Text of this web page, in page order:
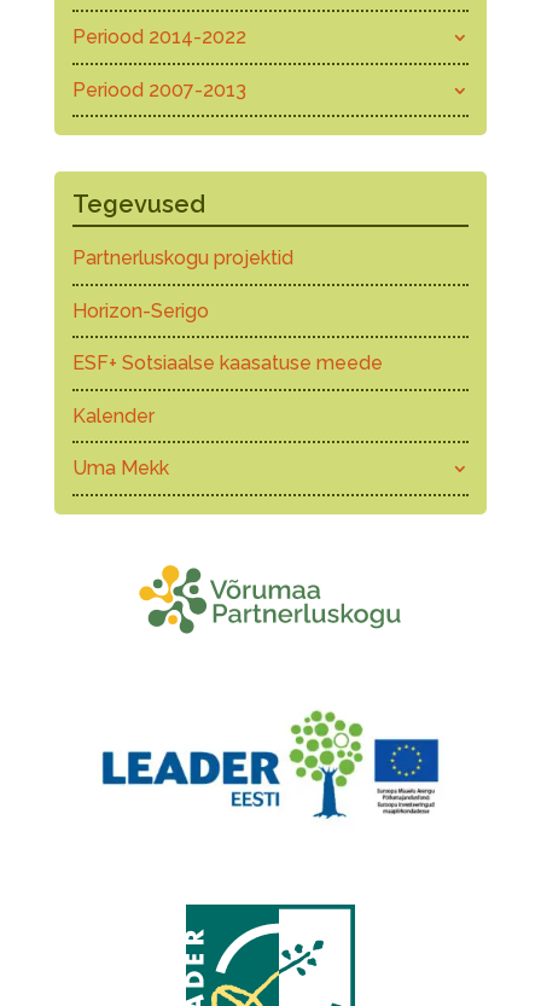
Periood 2014-2022
Periood 2007-2013
Tegevused
Partnerluskogu projektid
Horizon-Serigo
ESF+ Sotsiaalse kaasatuse meede
Kalender
Uma Mekk